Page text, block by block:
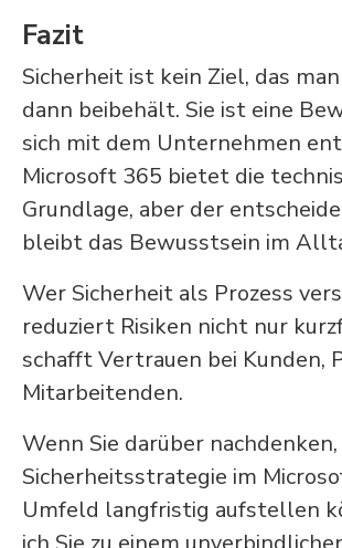
Fazit
Sicherheit ist kein Ziel, das
dann beibehält. Sie ist eine
sich mit dem Unternehmen
Microsoft 365 bietet die
Grundlage, aber der
bleibt das Bewusstsein im
Wer Sicherheit als Prozess
reduziert Risiken nicht nur
schafft Vertrauen bei Kunden,
Mitarbeitenden.
Wenn Sie darüber
Sicherheitsstrategie im
Umfeld langfristig aufstellen